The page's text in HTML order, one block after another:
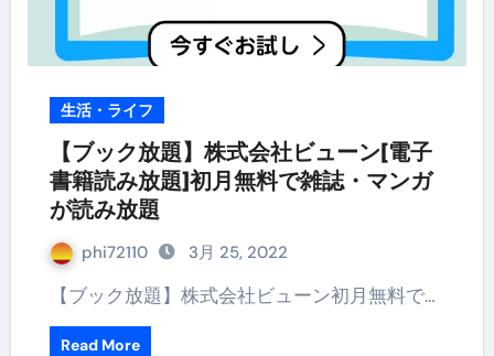
生活・ライフ
【ブック放題】株式会社ビューン[電子
書籍読み放題]初月無料で雑誌・マンガ
が読み放題
phi72110 3月 25, 2022
【ブック放題】株式会社ビューン初月無料で…
Read More